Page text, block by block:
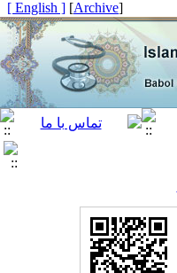
[
Archive
]
[ English ]